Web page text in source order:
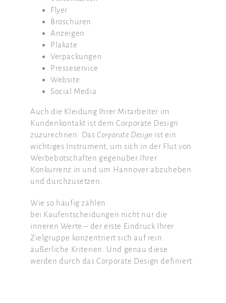
Flyer
Broschüren
Anzeigen
Plakate
Verpackungen
Presseservice
Website
Social Media
Auch die Kleidung Ihrer Mitarbeiter im
Kundenkontakt ist dem Corporate Design
zuzurechnen. Das Corporate Design ist ein
wichtiges Instrument, um sich in der Flut von
Werbebotschaften gegenüber Ihrer
Konkurrenz in und um Hannover abzuheben
und durchzusetzen.
Wie so häufig zählen
bei Kaufentscheidungen nicht nur die
inneren Werte – der erste Eindruck Ihrer
Zielgruppe konzentriert sich auf rein
äußerliche Kriterien. Und genau diese
werden durch das Corporate Design definiert.